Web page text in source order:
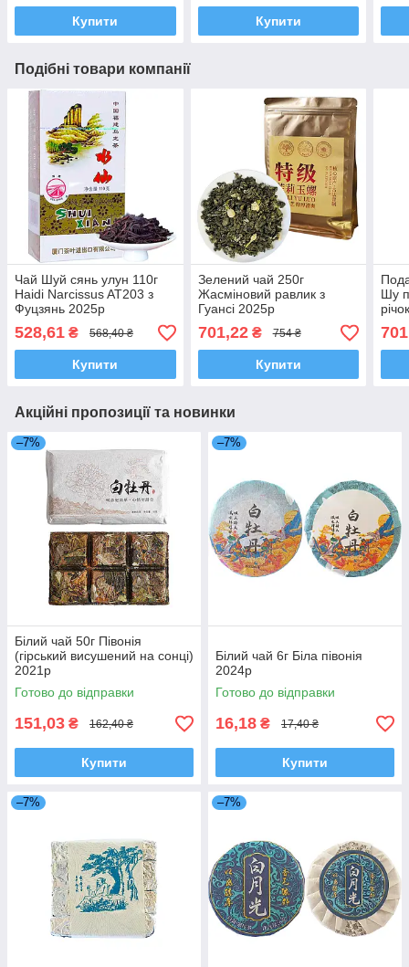
Купити Купити
Подібні товари компанії
Чай Шуй сянь улун 110г
Haidi Narcissus AT203 з
Фуцзянь 2025р
528,61 ₴ 568,40 ₴
Купити
Зелений чай 250г
Жасміновий равлик з
Гуансі 2025р
701,22₴ 754 ₴
Купити
Шу
Акційні пропозиції та новинки
–7%
Білий чай 50г Півонія
(гірський висушений на сонці)
2021р
Готово до відправки
151,03 ₴ 162,40 ₴
Купити
–7%
Білий чай 6г Біла півонія
2024р
Готово до відправки
16,18 ₴ 17,40 ₴
Купити
–7% –7%